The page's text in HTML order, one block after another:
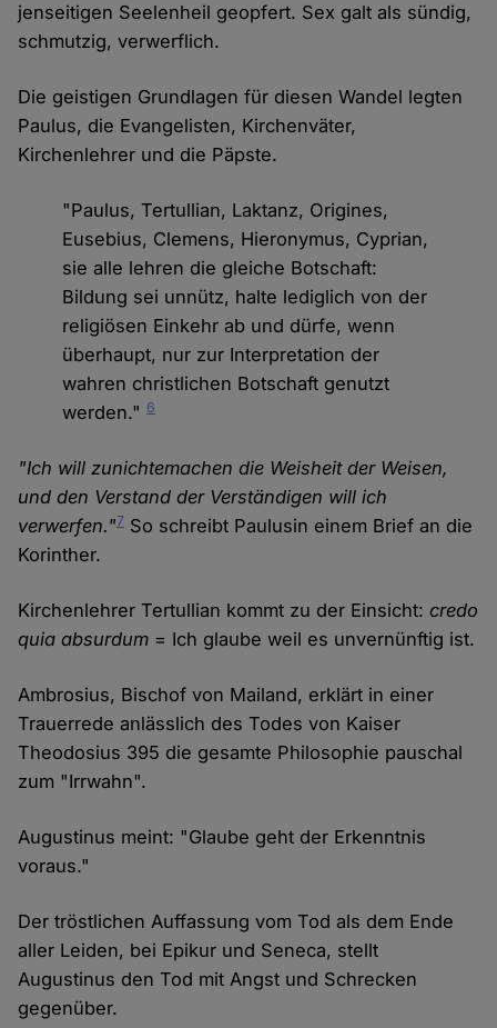
jenseitigen Seelenheil geopfert. Sex galt als sündig,
schmutzig, verwerflich.
Die geistigen Grundlagen für diesen Wandel legten
Paulus, die Evangelisten, Kirchenväter,
Kirchenlehrer und die Päpste.
"Paulus, Tertullian, Laktanz, Origines,
Eusebius, Clemens, Hieronymus, Cyprian,
sie alle lehren die gleiche Botschaft:
Bildung sei unnütz, halte lediglich von der
religiösen Einkehr ab und dürfe, wenn
überhaupt, nur zur Interpretation der
wahren christlichen Botschaft genutzt
werden."6
"Ich will zunichtemachen die Weisheit der Weisen,
und den Verstand der Verständigen will ich
verwerfen."7 So schreibt Paulusin einem Brief an die
Korinther.
Kirchenlehrer Tertullian kommt zu der Einsicht:credo
quia absurdum = Ich glaube weil es unvernünftig ist.
Ambrosius, Bischof von Mailand, erklärt in einer
Trauerrede anlässlich des Todes von Kaiser
Theodosius 395 die gesamte Philosophie pauschal
zum "Irrwahn".
Augustinus meint: "Glaube geht der Erkenntnis
voraus."
Der tröstlichen Auffassung vom Tod als dem Ende
aller Leiden, bei Epikur und Seneca, stellt
Augustinus den Tod mit Angst und Schrecken
gegenüber.